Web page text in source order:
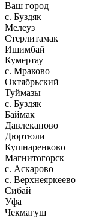
Ваш город
c. Буздяк
Мелеуз
Стерлитамак
Ишимбай
Кумертау
c. Мраково
Октябрьский
Туймазы
c. Буздяк
Баймак
Давлеканово
Дюртюли
Кушнаренково
Магнитогорск
с. Аскарово
с. Верхнеяркеево
Сибай
Уфа
Чекмагуш